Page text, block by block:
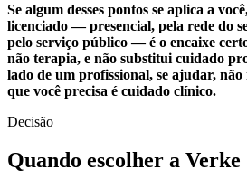
Se algum desses pontos se aplica a
licenciado — presencial, pela rede do
pelo serviço público — é o encaixe
não terapia, e não substitui cuidado
lado de um profissional, se ajudar,
que você precisa é cuidado clínico.
Decisão
Quando escolher a Verke